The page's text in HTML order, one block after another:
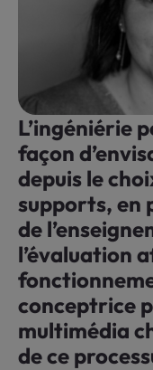
L’ingéniérie
façon
depuis le
supports, en
de
l’évaluation
conceptrice
multimédia
de ce